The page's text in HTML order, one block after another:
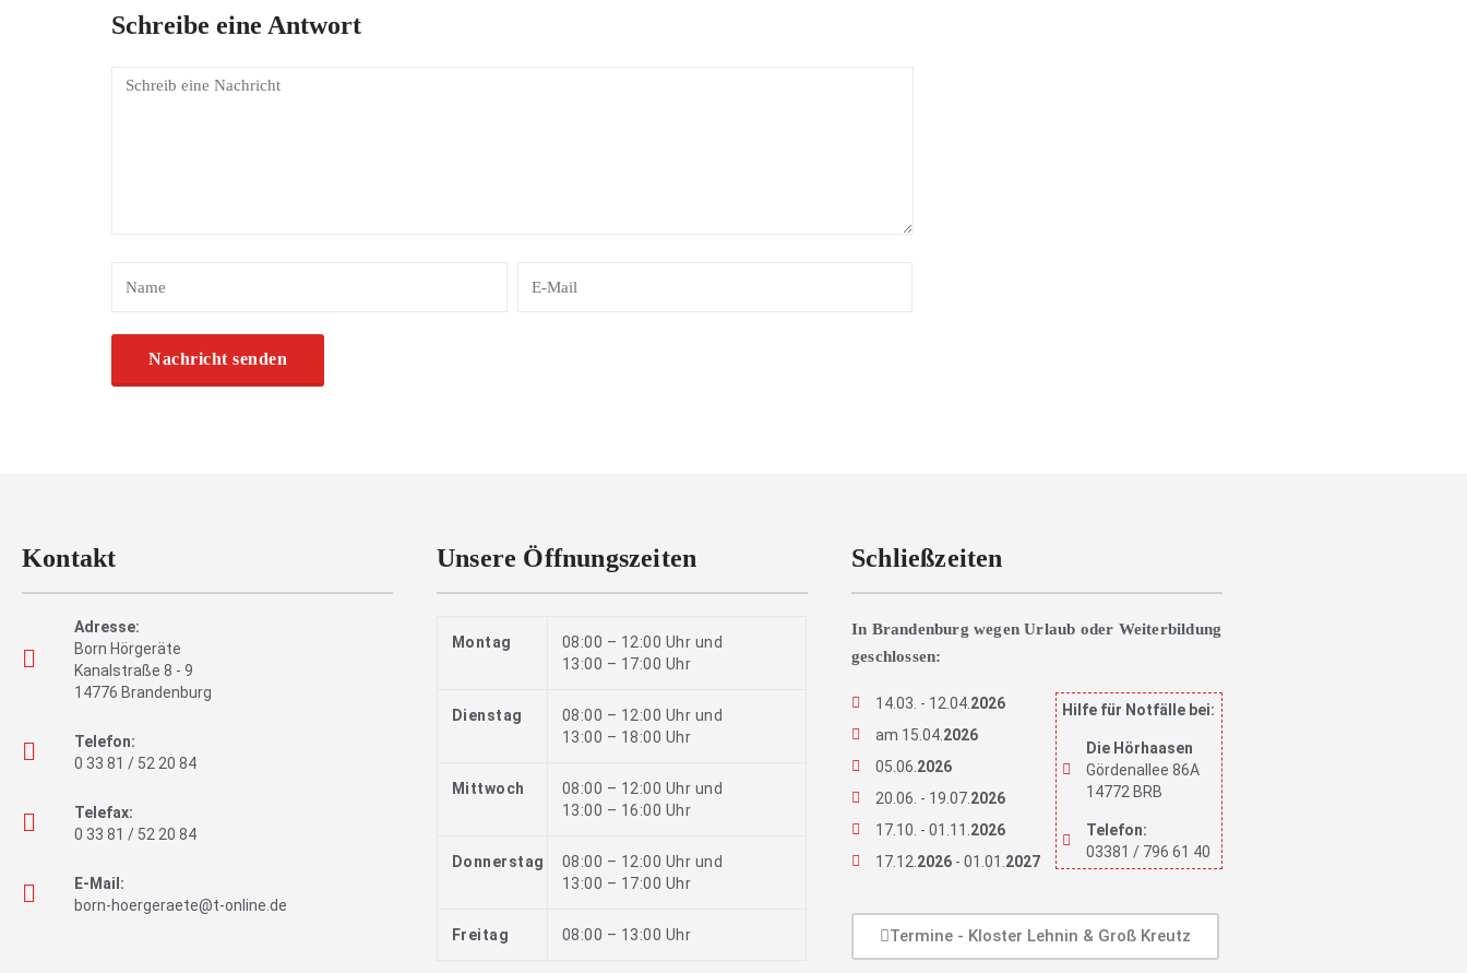
Schreibe eine Antwort
Kontakt
Adresse:
Born Hörgeräte
Kanalstraße 8 - 9
14776 Brandenburg
Telefon:
0 33 81 / 52 20 84
Telefax:
0 33 81 / 52 20 84
E-Mail:
born-hoergeraete@t-online.de
Unsere Öffnungszeiten
Montag
08:00 – 12:00 Uhr und
13:00 – 17:00 Uhr
Dienstag
08:00 – 12:00 Uhr und
13:00 – 18:00 Uhr
Mittwoch
08:00 – 12:00 Uhr und
13:00 – 16:00 Uhr
Donnerstag
08:00 – 12:00 Uhr und
13:00 – 17:00 Uhr
Freitag 08:00 – 13:00 Uhr
Schließzeiten
In Brandenburg wegen Urlaub oder Weiterbildung
geschlossen:
14.03. - 12.04. 2026
am 15.04. 2026
05.06. 2026
20.06. - 19.07. 2026
17.10. - 01.11. 2026
17.12. 2026 - 01.01. 2027
Hilfe für Notfälle bei:
Die Hörhaasen
Gördenallee 86A
14772 BRB
Telefon:
03381 / 796 61 40
Termine - Kloster Lehnin & Groß Kreutz